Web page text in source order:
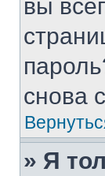
вы
снова
» Я